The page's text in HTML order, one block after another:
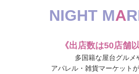
NIGHT MA
《出店数は50店舗
多国籍な屋台グルメ
アパレル・雑貨マーケット